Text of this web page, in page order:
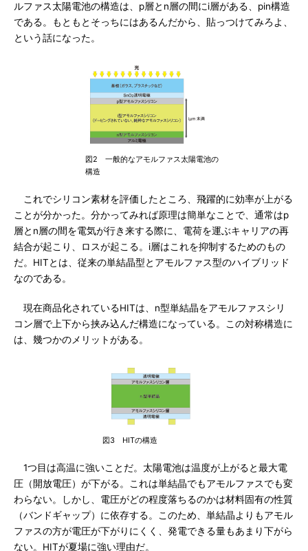
ルファス太陽電池の構造は、p層とn層の間にi層がある、pin構造
である。もともとそっちにはあるんだから、貼っつけてみろよ、
という話になった。
図2 一般的なアモルファス太陽電池の
構造
これでシリコン素材を評価したところ、飛躍的に効率が上がる
ことが分かった。分かってみれば原理は簡単なことで、通常はp
層とn層の間を電気が行き来する際に、電荷を運ぶキャリアの再
結合が起こり、ロスが起こる。i層はこれを抑制するためのもの
だ。HITとは、従来の単結晶型とアモルファス型のハイブリッド
なのである。
現在商品化されているHITは、n型単結晶をアモルファスシリ
コン層で上下から挟み込んだ構造になっている。この対称構造に
は、幾つかのメリットがある。
図3 HITの構造
1つ目は高温に強いことだ。太陽電池は温度が上がると最大電
圧（開放電圧）が下がる。これは単結晶でもアモルファスでも変
わらない。しかし、電圧がどの程度落ちるのかは材料固有の性質
（バンドギャップ）に依存する。このため、単結晶よりもアモル
ファスの方が電圧が下がりにくく、発電できる量もあまり下がら
ない。HITが夏場に強い理由だ。